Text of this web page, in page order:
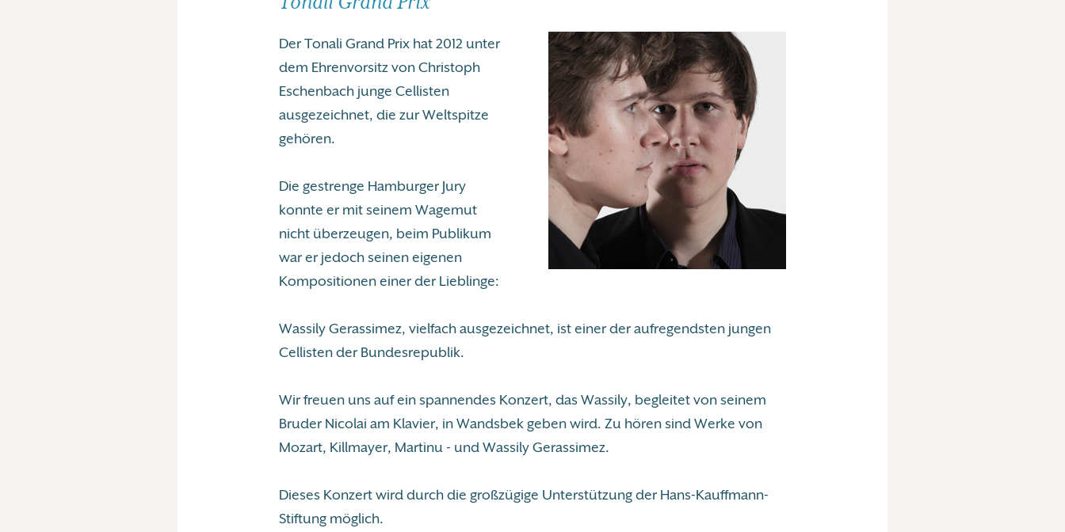
Der Tonali Grand Prix hat 2012 unter
dem Ehrenvorsitz von Christoph
Eschenbach junge Cellisten
ausgezeichnet, die zur Weltspitze
gehören.
Die gestrenge Hamburger Jury
konnte er mit seinem Wagemut
nicht überzeugen, beim Publikum
war er jedoch seinen eigenen
Kompositionen einer der Lieblinge:
Wassily Gerassimez, vielfach ausgezeichnet, ist einer der aufregendsten jungen
Cellisten der Bundesrepublik.
Wir freuen uns auf ein spannendes Konzert, das Wassily, begleitet von seinem
Bruder Nicolai am Klavier, in Wandsbek geben wird. Zu hören sind Werke von
Mozart, Killmayer, Martinu - und Wassily Gerassimez.
Dieses Konzert wird durch die großzügige Unterstützung der Hans-Kauffmann-
Stiftung möglich.